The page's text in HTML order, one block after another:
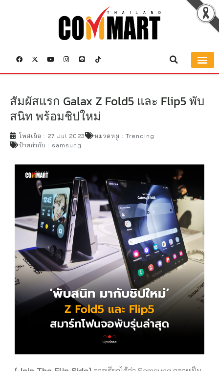
สัมผัสแรก Galax Z Fold5 และ Flip5 พับ
สนิท พร้อมชิปใหม่
โพสเมื่อ : 27 Jul 2023 หมวดหมู่ : Trending
ป้ายกำกับ : samsung